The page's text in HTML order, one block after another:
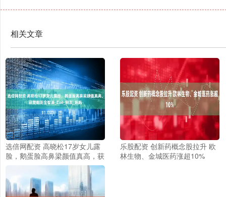
相关文章
选倍网配资 高晓松17岁女儿露
脸，鹅蛋脸高鼻梁颜值真高，获
赞朝阳全智贤_Zoe_网友_妈妈
乐股配资 创新药概念股拉升 欧
林生物、金城医药涨超10%